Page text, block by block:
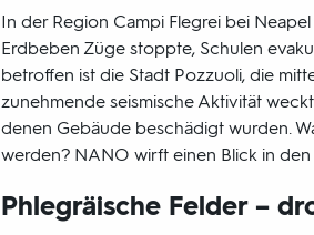
In der Region Campi Flegrei bei
Erdbeben Züge stoppte, Schulen
betroffen ist die Stadt Pozzuoli, die
zunehmende seismische Aktivität
denen Gebäude beschädigt wurden.
werden? NANO wirft einen Blick in
Phlegräische Felder –